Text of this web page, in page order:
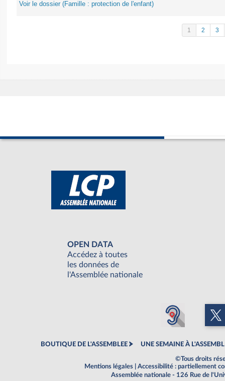
Voir le dossier (Famille : protection de l'enfant)
1 2 3
OPEN DATA
Accédez à toutes
les données de
l'Assemblée nationale
BOUTIQUE DE L'ASSEMBLEE UNE SEMAINE À
©Tous droits
Mentions légales
Accessibilité : partiellement
Assemblée nationale - 126 Rue de